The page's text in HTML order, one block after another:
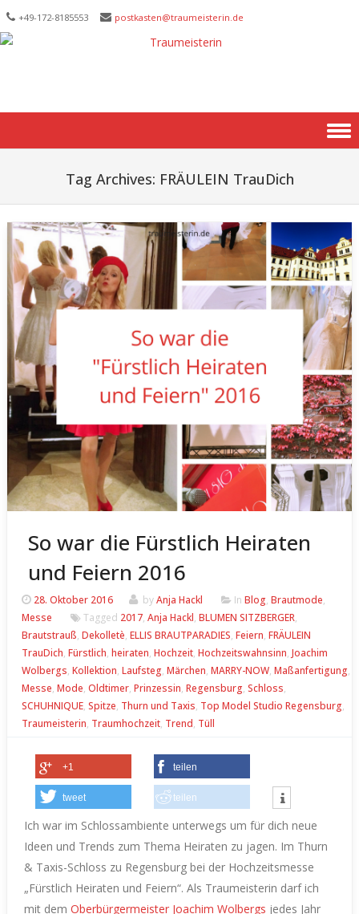
+49-172-­8185553 postkasten@traumeisterin.de
Tag Archives: FRÄULEIN TrauDich
So war die Fürstlich Heiraten
und Feiern 2016
28. Oktober 2016 byAnja Hackl In Blog, Brautmode,
Messe
Tagged 2017, Anja Hackl, BLUMEN SITZBERGER,
Brautstrauß, Dekolletè, ELLIS BRAUTPARADIES, Feiern, FRÄULEIN
TrauDich, Fürstlich, heiraten, Hochzeit, Hochzeitswahnsinn, Joachim
Wolbergs, Kollektion, Laufsteg, Märchen, MARRY-NOW, Maßanfertigung,
Messe, Mode, Oldtimer, Prinzessin, Regensburg, Schloss,
SCHUHNIQUE, Spitze, Thurn und Taxis, Top Model Studio Regensburg,
Traumeisterin, Traumhochzeit, Trend, Tüll
+1 teilen
tweet teilen
Ich war im Schlossambiente unterwegs um für dich neue
Ideen und Trends zum Thema Heiraten zu jagen. Im Thurn
& Taxis-Schloss zu Regensburg bei der Hochzeitsmesse
„Fürstlich Heiraten und Feiern“. Als Traumeisterin darf ich
mit dem Oberbürgermeister Joachim Wolbergs jedes Jahr